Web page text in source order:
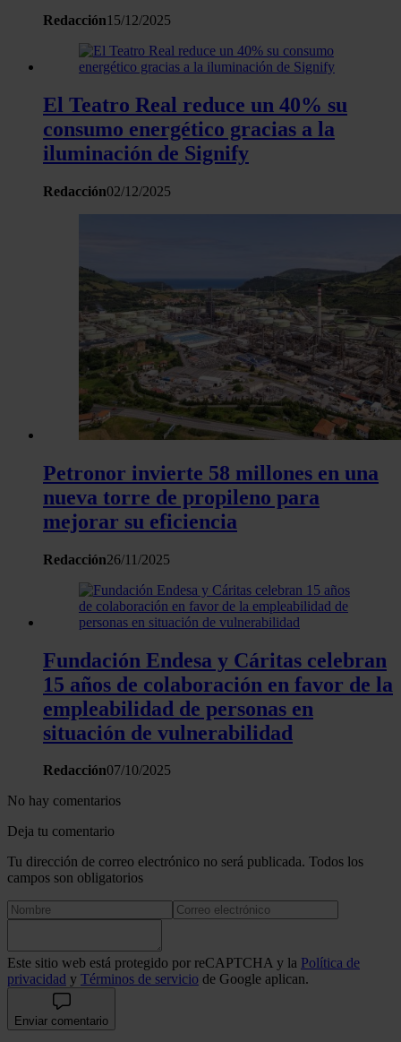
Redacción15/12/2025
El Teatro Real reduce un 40% su
consumo energético gracias a la
iluminación de Signify
Redacción02/12/2025
Petronor invierte 58 millones en una
nueva torre de propileno para
mejorar su eficiencia
Redacción26/11/2025
Fundación Endesa y Cáritas celebran
15 años de colaboración en favor de la
empleabilidad de personas en
situación de vulnerabilidad
Redacción07/10/2025
No hay comentarios
Deja tu comentario
Tu dirección de correo electrónico no será publicada. Todos los
campos son obligatorios
Este sitio web está protegido por reCAPTCHA y la Política de
privacidad y Términos de servicio de Google aplican.
Enviar comentario